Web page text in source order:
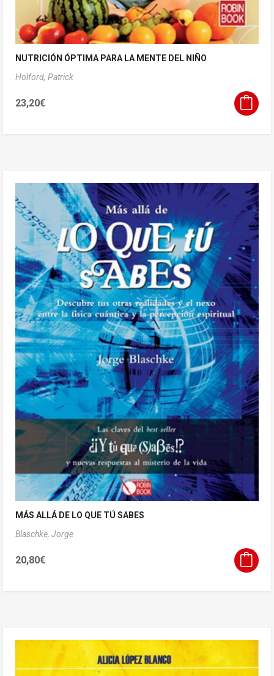
NUTRICIÓN ÓPTIMA PARA LA MENTE DEL NIÑO
Holford, Patrick
23,20€
MÁS ALLÁ DE LO QUE TÚ SABES
Blaschke, Jorge
20,80€